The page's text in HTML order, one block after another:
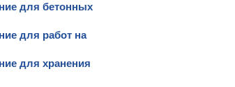
для бетонных
для работ на
для хранения